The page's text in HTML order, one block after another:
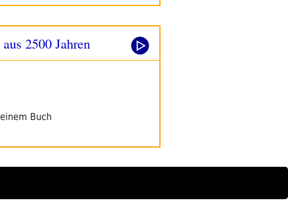
2500 Jahren
Buch